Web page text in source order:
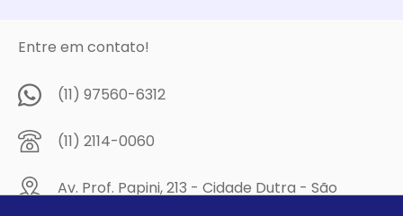
Entre em contato!
(11) 97560-6312
(11) 2114-0060
Av. Prof. Papini, 213 - Cidade Dutra - São